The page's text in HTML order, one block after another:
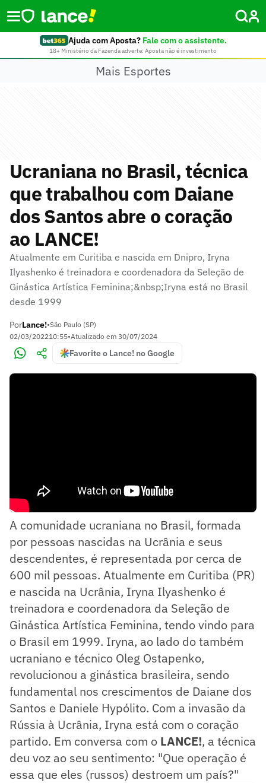
Ajuda com Aposta? Fale com o assistente.
18+ Ministério da Fazenda adverte: Aposta não é investimento
Mais Esportes
Ucraniana no Brasil, técnica
que trabalhou com Daiane
dos Santos abre o coração
ao LANCE!
Atualmente em Curitiba e nascida em Dnipro, Iryna
Ilyashenko é treinadora e coordenadora da Seleção de
Ginástica Artística Feminina;&nbsp;Iryna está no Brasil
desde 1999
PorLance!•São Paulo (SP)
02/03/202210:55•Atualizado em 30/07/2024
Favorite o Lance! no Google
A comunidade ucraniana no Brasil, formada
por pessoas nascidas na Ucrânia e seus
descendentes, é representada por cerca de
600 mil pessoas. Atualmente em Curitiba (PR)
e nascida na Ucrânia, Iryna Ilyashenko é
treinadora e coordenadora da Seleção de
Ginástica Artística Feminina, tendo vindo para
o Brasil em 1999. Iryna, ao lado do também
ucraniano e técnico Oleg Ostapenko,
revolucionou a ginástica brasileira, sendo
fundamental nos crescimentos de Daiane dos
Santos e Daniele Hypólito. Com a invasão da
Rússia à Ucrânia, Iryna está com o coração
partido. Em conversa com o LANCE!, a técnica
deu voz ao seu sentimento: "Que operação é
essa que eles (russos) destroem um país?"